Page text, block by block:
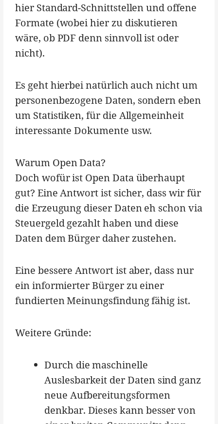
hier Standard-Schnittstellen und offene
Formate (wobei hier zu diskutieren
wäre, ob PDF denn sinnvoll ist oder
nicht).
Es geht hierbei natürlich auch nicht um
personenbezogene Daten, sondern eben
um Statistiken, für die Allgemeinheit
interessante Dokumente usw.
Warum Open Data?
Doch wofür ist Open Data überhaupt
gut? Eine Antwort ist sicher, dass wir für
die Erzeugung dieser Daten eh schon via
Steuergeld gezahlt haben und diese
Daten dem Bürger daher zustehen.
Eine bessere Antwort ist aber, dass nur
ein informierter Bürger zu einer
fundierten Meinungsfindung fähig ist.
Weitere Gründe:
Durch die maschinelle
Auslesbarkeit der Daten sind ganz
neue Aufbereitungsformen
denkbar. Dieses kann besser von